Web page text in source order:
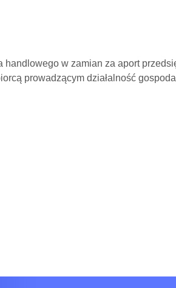
handlowego w zamian za aport
prowadzącym działalność